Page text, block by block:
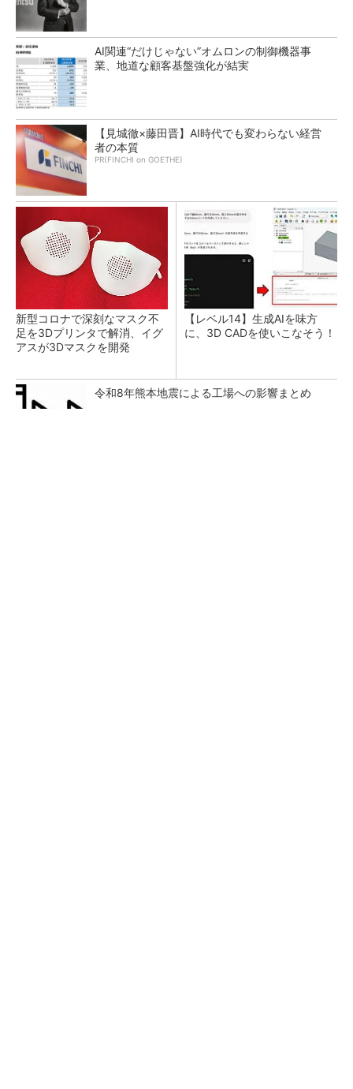
AI関連“だけじゃない”オムロンの制御機器事
業、地道な顧客基盤強化が結実
【見城徹×藤田晋】AI時代でも変わらない経営
者の本質
PR(FINCHI on GOETHE)
新型コロナで深刻なマスク不
足を3Dプリンタで解消、イグ
アスが3Dマスクを開発
【レベル14】生成AIを味方
に、3D CADを使いこなそう！
令和8年熊本地震による工場への影響まとめ